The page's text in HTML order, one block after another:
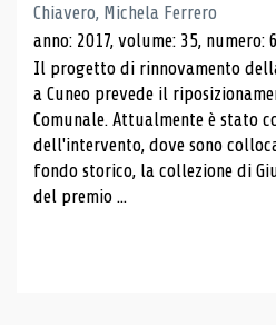
Chiavero, Michela Ferrero
anno: 2017, volume: 35, numero: 6
Il progetto di rinnovamento
a Cuneo prevede il
Comunale. Attualmente è stato
dell'intervento, dove sono
fondo storico, la collezione di
del premio ...